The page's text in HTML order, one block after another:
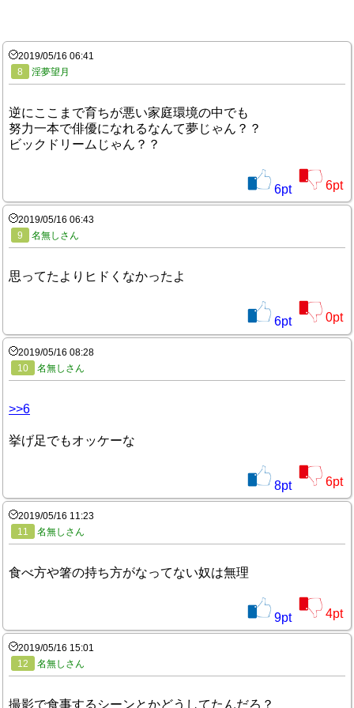
2019/05/16 06:41
8
淫夢望月
逆にここまで育ちが悪い家庭環境の中でも
努力一本で俳優になれるなんて夢じゃん？？
ビックドリームじゃん？？
6pt 6pt
2019/05/16 06:43
9
名無しさん
思ってたよりヒドくなかったよ
6pt 0pt
2019/05/16 08:28
10
名無しさん
>>6
挙げ足でもオッケーな
8pt 6pt
2019/05/16 11:23
11
名無しさん
食べ方や箸の持ち方がなってない奴は無理
9pt 4pt
2019/05/16 15:01
12
名無しさん
撮影で食事するシーンとかどうしてたんだろ？